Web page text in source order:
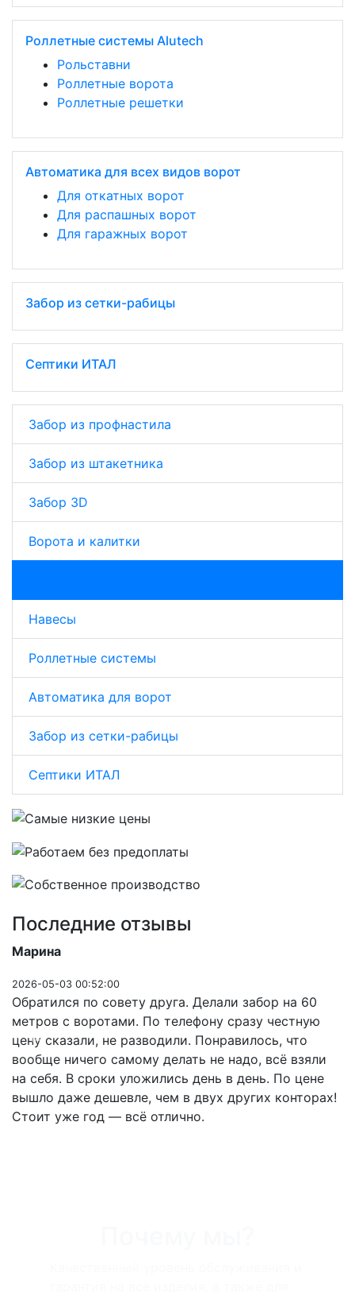
Роллетные системы Alutech
Рольставни
Роллетные ворота
Роллетные решетки
Автоматика для всех видов ворот
Для откатных ворот
Для распашных ворот
Для гаражных ворот
Забор из сетки-рабицы
Септики ИТАЛ
Забор из профнастила
Забор из штакетника
Забор 3D
Ворота и калитки
Навесы
Роллетные системы
Автоматика для ворот
Забор из сетки-рабицы
Септики ИТАЛ
Последние отзывы
Марина
2026-05-03 00:52:00
Обратился по совету друга. Делали забор на 60
метров с воротами. По телефону сразу честную
цену сказали, не разводили. Понравилось, что
вообще ничего самому делать не надо, всё взяли
на себя. В сроки уложились день в день. По цене
вышло даже дешевле, чем в двух других конторах!
Стоит уже год — всё отлично.
Previous